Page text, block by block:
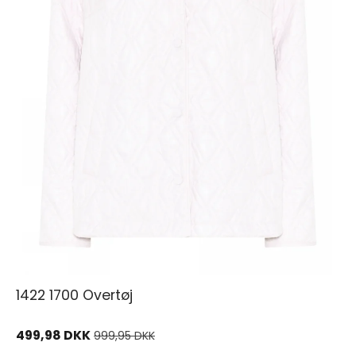
1422 1700 Overtøj
499,98 DKK 999,95 DKK